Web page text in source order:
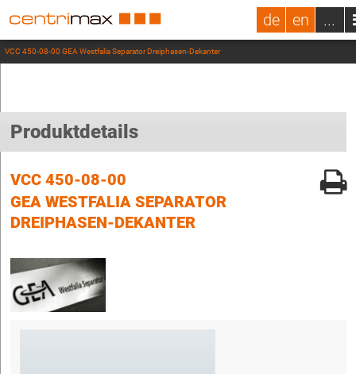
de en ...
VCC 450-08-00 GEA Westfalia Separator Dreiphasen-Dekanter
Produktdetails
VCC 450-08-00
GEA WESTFALIA SEPARATOR
DREIPHASEN-DEKANTER